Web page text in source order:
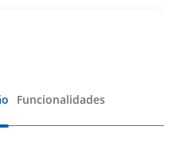
Funcionalidades